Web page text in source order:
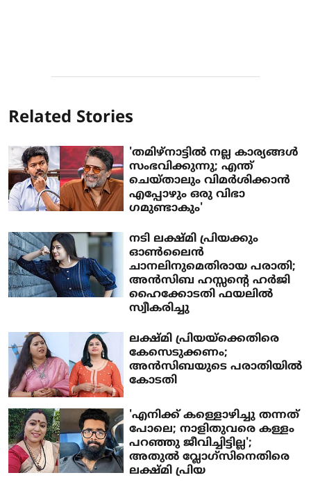
Related Stories
'തമിഴ്നാട്ടിൽ നല്ല കാര്യങ്ങൾ
സംഭവിക്കുന്നു; എന്ത്
ചെയ്താലും വിമർശിക്കാൻ
എപ്പോഴും ഒരു വിഭാ​
ഗമുണ്ടാകും'
നടി ലക്ഷ്മി പ്രിയക്കും
ഓൺലൈൻ
ചാനലിനുമെതിരായ പരാതി;
അൻസിബ ഹസ്സന്റെ ഹർജി
ഹൈക്കോടതി ഫയലിൽ
സ്വീകരിച്ചു
ലക്ഷ്മി പ്രിയയ്ക്കെതിരെ
കേസെടുക്കണം;
അൻസിബയുടെ പരാതിയിൽ
കോടതി
'എനിക്ക് കള്ളൊഴിച്ചു തന്നത്
പോലെ; നാളിതുവരെ കള്ളം
പറഞ്ഞു ജീവിച്ചിട്ടില്ല';
അതുൽ വ്ലോ​ഗ്സിനെതിരെ
ലക്ഷ്മി പ്രിയ